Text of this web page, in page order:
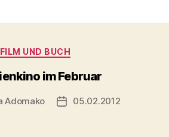
Kategorien
FILM UND BUCH
im Februar
Adomako Veröffentlichungsdatum
05.02.2012